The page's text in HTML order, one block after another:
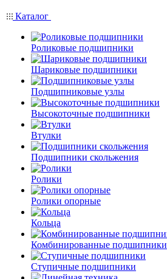
Каталог
Роликовые подшипники
Шариковые подшипники
Подшипниковые узлы
Высокоточные подшипники
Втулки
Подшипники скольжения
Ролики
Ролики опорные
Кольца
Комбинированные подшипники
Ступичные подшипники